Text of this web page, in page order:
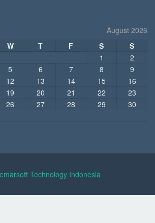
August 2026
W T F S
S
1
2
5 6 7 8
9
12 13 14 15
16
19 20 21 22
23
26 27 28 29
30
Technology Indonesia